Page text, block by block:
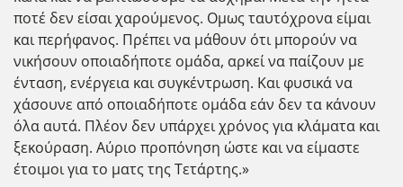
ποτέ δεν είσαι χαρούμενος. Ομως ταυτόχρονα είμαι
και περήφανος. Πρέπει να μάθουν ότι μπορούν να
νικήσουν οποιαδήποτε ομάδα, αρκεί να παίζουν με
ένταση, ενέργεια και συγκέντρωση. Και φυσικά να
χάσουνε από οποιαδήποτε ομάδα εάν δεν τα κάνουν
όλα αυτά. Πλέον δεν υπάρχει χρόνος για κλάματα και
ξεκούραση. Αύριο προπόνηση ώστε και να είμαστε
έτοιμοι για το ματς της Τετάρτης.»